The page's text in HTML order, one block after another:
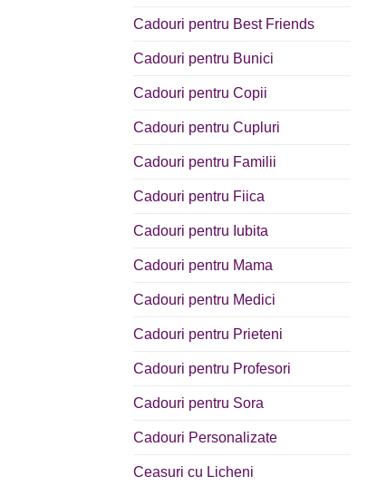
Cadouri pentru Best Friends
Cadouri pentru Bunici
Cadouri pentru Copii
Cadouri pentru Cupluri
Cadouri pentru Familii
Cadouri pentru Fiica
Cadouri pentru Iubita
Cadouri pentru Mama
Cadouri pentru Medici
Cadouri pentru Prieteni
Cadouri pentru Profesori
Cadouri pentru Sora
Cadouri Personalizate
Ceasuri cu Licheni